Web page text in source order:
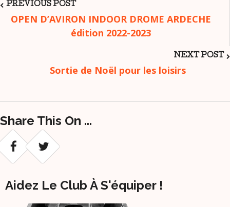
Post
Navigation
PREVIOUS POST
OPEN D’AVIRON INDOOR DROME ARDECHE
édition 2022-2023
NEXT POST
Sortie de Noël pour les loisirs
Share This On ...
Aidez Le Club À S'équiper !